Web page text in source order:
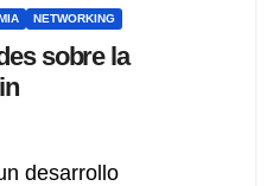
NETWORKING
sobre la
desarrollo